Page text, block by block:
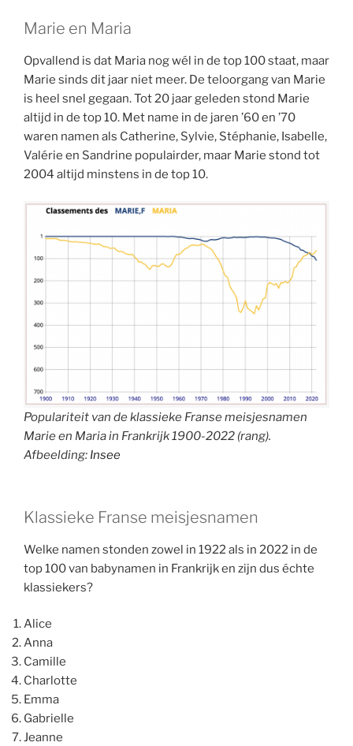
Marie en Maria
Opvallend is dat Maria nog wél in de top 100 staat, maar
Marie sinds dit jaar niet meer. De teloorgang van Marie
is heel snel gegaan. Tot 20 jaar geleden stond Marie
altijd in de top 10. Met name in de jaren ’60 en ’70
waren namen als Catherine, Sylvie, Stéphanie, Isabelle,
Valérie en Sandrine populairder, maar Marie stond tot
2004 altijd minstens in de top 10.
Populariteit van de klassieke Franse meisjesnamen
Marie en Maria in Frankrijk 1900-2022 (rang).
Afbeelding: Insee
Klassieke Franse meisjesnamen
Welke namen stonden zowel in 1922 als in 2022 in de
top 100 van babynamen in Frankrijk en zijn dus échte
klassiekers?
Alice
Anna
Camille
Charlotte
Emma
Gabrielle
Jeanne